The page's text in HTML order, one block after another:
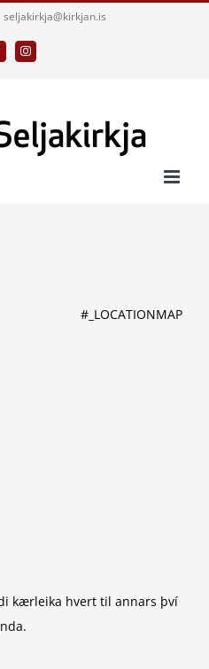
seljakirkja@kirkjan.is
Instagram
#_LOCATIONMAP
kærleika hvert til annars því